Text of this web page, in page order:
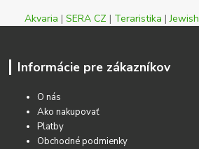
Akvaria | SERA CZ | Teraristika |Jewish
Informácie pre zákazníkov
O nás
Ako nakupovať
Platby
Obchodné podmienky